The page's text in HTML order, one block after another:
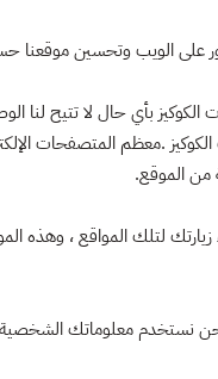
على الويب وتحسين موقعنا
بأي حال لا تتيح لنا
.معظم المتصفحات
من الموقع.
لتلك المواقع ، وهذه
نحن نستخدم معلوماتك